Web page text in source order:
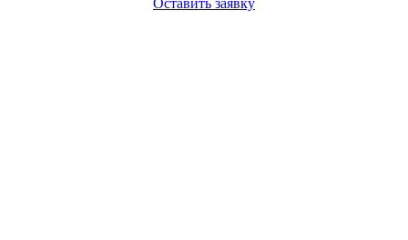
Оставить заявку